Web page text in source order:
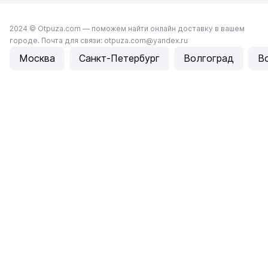
2024 © Otpuza.com — поможем найти онлайн доставку в вашем
городе. Почта для связи: otpuza.com@yandex.ru
Москва Санкт-Петербург Волгоград